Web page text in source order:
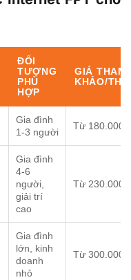
ĐỐI
TƯỢNG
PHÙ
HỢP
GIÁ THAM
KHẢO/
Gia đình
1-3 người
Từ 180.000
Gia đình
4-6
người,
giải trí
cao
Từ 230.000
Gia đình
lớn, kinh
doanh
nhỏ
Từ 300.000